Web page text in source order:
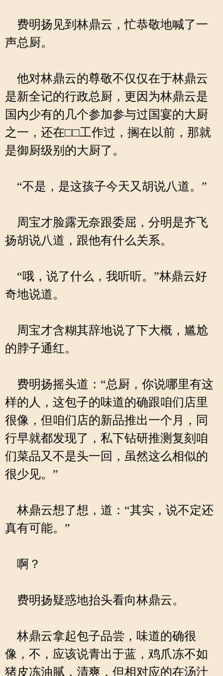
费明扬见到林鼎云，忙恭敬地喊了一
声总厨。
他对林鼎云的尊敬不仅仅在于林鼎云
是新全记的行政总厨，更因为林鼎云是
国内少有的几个参加参与过国宴的大厨
之一，还在□□工作过，搁在以前，那就
是御厨级别的大厨了。
“不是，是这孩子今天又胡说八道。”
周宝才脸露无奈跟委屈，分明是齐飞
扬胡说八道，跟他有什么关系。
“哦，说了什么，我听听。”林鼎云好
奇地说道。
周宝才含糊其辞地说了下大概，尴尬
的脖子通红。
费明扬摇头道：“总厨，你说哪里有这
样的人，这包子的味道的确跟咱们店里
很像，但咱们店的新品推出一个月，同
行早就都发现了，私下钻研推测复刻咱
们菜品又不是头一回，虽然这么相似的
很少见。”
林鼎云想了想，道：“其实，说不定还
真有可能。”
啊？
费明扬疑惑地抬头看向林鼎云。
林鼎云拿起包子品尝，味道的确很
像，不，应该说青出于蓝，鸡爪冻不如
猪皮冻油腻，清爽，但相对应的在汤汁